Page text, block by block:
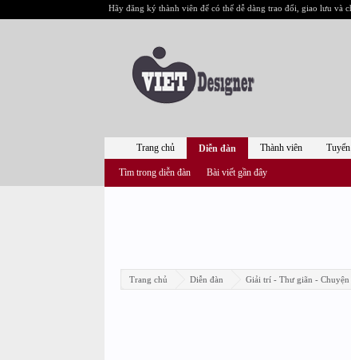
Hãy đăng ký thành viên để có thể dễ dàng trao đổi, giao lưu và
Trang chủ Diễn đàn Giải trí - Thư giãn - Chuyện
Trang chủ Diễn đàn
Tìm trong diễn đàn Bài viết gần đây
Thành viên